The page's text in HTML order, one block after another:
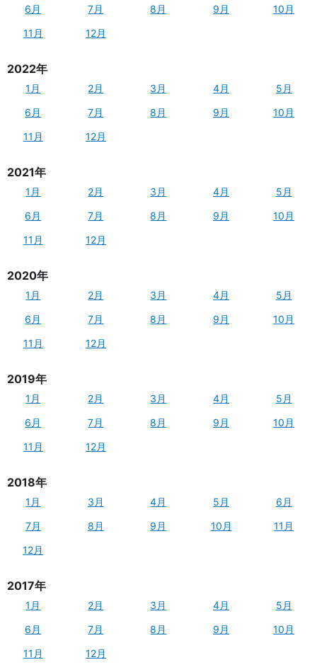
6月 7月 8月 9月
10月
11月
12月
2022年
1月 2月 3月 4月
5月
6月
7月 8月 9月
10月
11月
12月
2021年
1月 2月 3月 4月
5月
6月
7月 8月 9月
10月
11月
12月
2020年
1月 2月 3月 4月
5月
6月
7月 8月 9月
10月
11月
12月
2019年
1月 2月 3月 4月
5月
6月
7月 8月 9月
10月
11月
12月
2018年
1月 3月 4月 5月
6月
7月
8月 9月 10月
11月
12月
2017年
1月 2月 3月 4月
5月
6月
7月 8月 9月
10月
11月
12月